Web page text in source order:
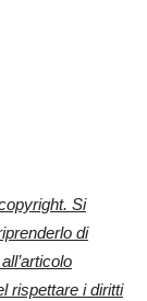
Si
di
rispettare i diritti